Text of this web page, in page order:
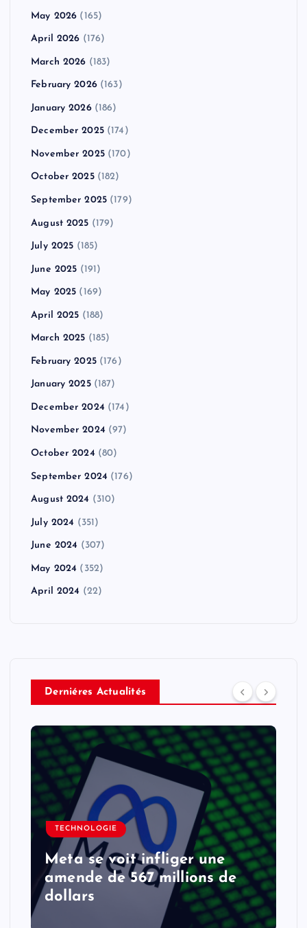
May 2026 (165)
April 2026 (176)
March 2026 (183)
February 2026(163)
January 2026(186)
December 2025(174)
November 2025(170)
October 2025(182)
September 2025 (179)
August 2025 (179)
July 2025 (185)
June 2025 (191)
May 2025 (169)
April 2025 (188)
March 2025 (185)
February 2025(176)
January 2025(187)
December 2024 (174)
November 2024 (97)
October 2024 (80)
September 2024 (176)
August 2024 (310)
July 2024 (351)
June 2024 (307)
May 2024 (352)
April 2024 (22)
Derniéres Actualités
TECHNOLOGIE
Meta se voit infliger une
amende de 567 millions de
dollars